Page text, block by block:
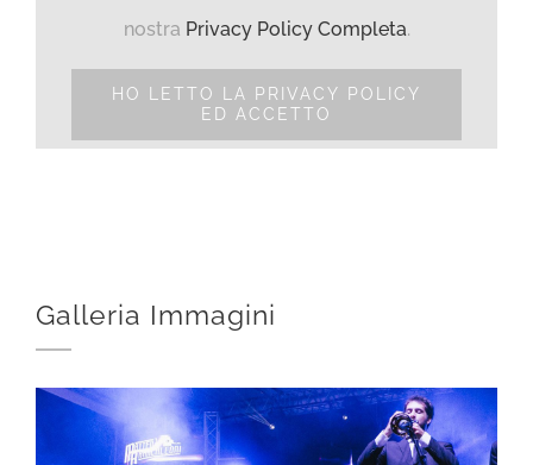
nostra Privacy Policy Completa.
HO LETTO LA PRIVACY POLICY
ED ACCETTO
Galleria Immagini